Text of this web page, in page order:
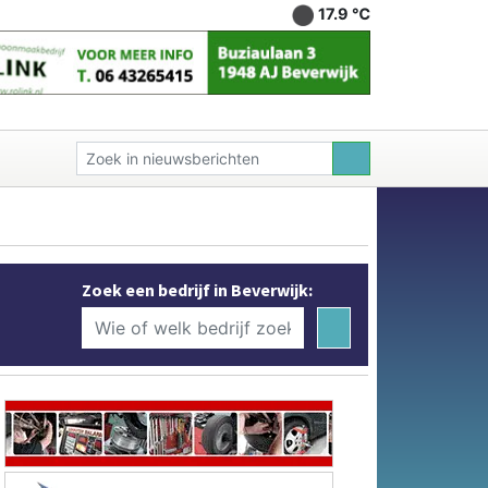
17.9 ℃
Zoek een bedrijf in Beverwijk: